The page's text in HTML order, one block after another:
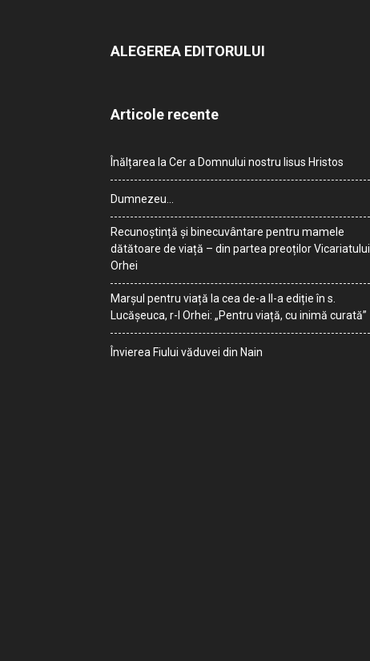
ALEGEREA EDITORULUI
Articole recente
Înălțarea la Cer a Domnului nostru Iisus Hristos
Dumnezeu…
Recunoștință și binecuvântare pentru mamele
dătătoare de viață – din partea preoților Vicariatului
Orhei
Marșul pentru viață la cea de-a II-a ediție în s.
Lucășeuca, r-l Orhei: „Pentru viață, cu inimă curată”
Învierea Fiului văduvei din Nain